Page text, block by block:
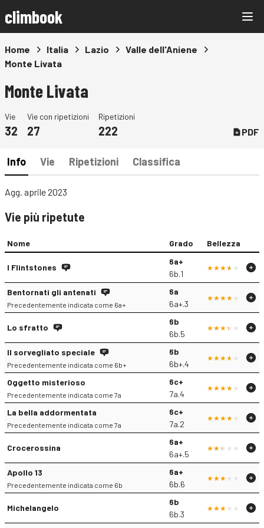
climbook
Home Italia Lazio
Valle dell'Aniene
Monte Livata
Monte Livata
Vie
32
Vie con ripetizioni
27
Ripetizioni
222 PDF
Info Vie Ripetizioni Classifica
Agg. aprile 2023
Vie più ripetute
Nome Grado Bellezza
I Flintstones
6a+
6b.1
Bentornati gli antenati
Precedentemente indicata come 6a+
6a
6a+.3
Lo sfratto
6b
6b.5
Il sorvegliato speciale
Precedentemente indicata come 6b+
6b
6b+.4
Oggetto misterioso
Precedentemente indicata come 7a
6c+
7a.4
La bella addormentata
Precedentemente indicata come 7a
6c+
7a.2
Crocerossina
6a+
6a+.5
Apollo 13
Precedentemente indicata come 6b
6a+
6b.6
Michelangelo
6b
6b.3